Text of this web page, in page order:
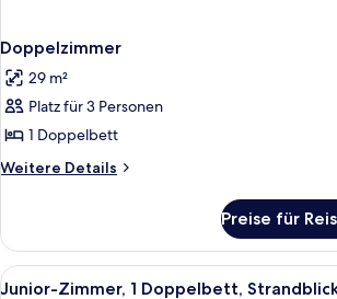
Doppelzimmer
29 m²
Platz für 3 Personen
1 Doppelbett
Weitere Details
Weitere
Preise für
Alle
Ein Balkon
2
Junior-Zimmer, 1 Doppelbett,